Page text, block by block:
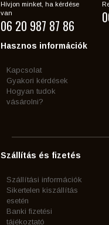
Hívjon minket, ha kérdése
van
06 20 987 87 86
Hasznos információk
Kapcsolat
Gyakori kérdések
Hogyan tudok
vásárolni?
Szállítás és fizetés
Szállítási információk
Sikertelen kiszállítás
esetén
Banki fizetési
tájékoztató